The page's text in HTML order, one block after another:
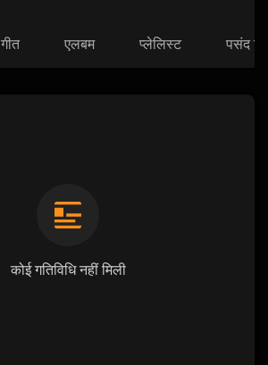
गीत एलबम प्लेलिस्ट पसंद
कोई गतिविधि नहीं मिली